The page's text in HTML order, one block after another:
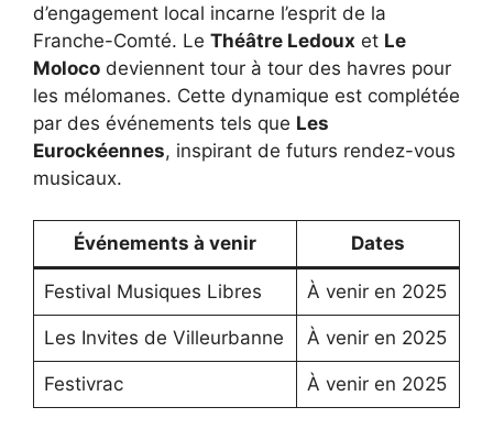
d’engagement local incarne l’esprit de la
Franche-Comté. Le Théâtre Ledoux et Le
Moloco deviennent tour à tour des havres pour
les mélomanes. Cette dynamique est complétée
par des événements tels que Les
Eurockéennes, inspirant de futurs rendez-vous
musicaux.
Événements à venir Dates
Festival Musiques Libres À venir en 2025
Les Invites de Villeurbanne À venir en 2025
Festivrac À venir en 2025